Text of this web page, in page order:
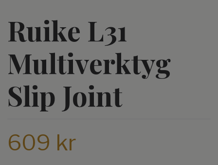
Ruike L31
Multiverktyg
Slip Joint
609 kr